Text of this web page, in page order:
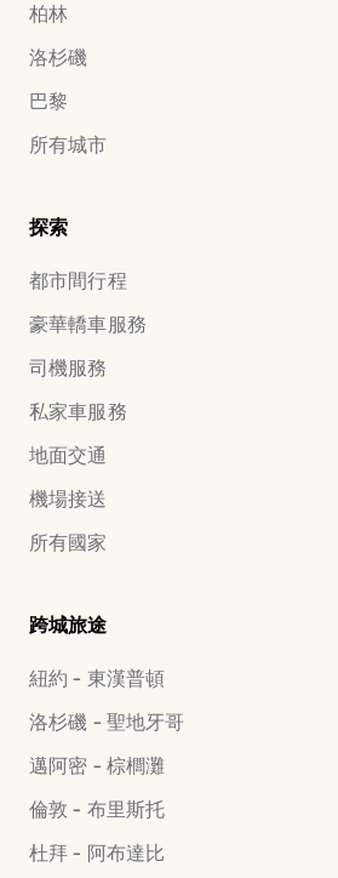
柏林
洛杉磯
巴黎
所有城市
探索
都市間行程
豪華轎車服務
司機服務
私家車服務
地面交通
機場接送
所有國家
跨城旅途
紐約 - 東漢普頓
洛杉磯 - 聖地牙哥
邁阿密 - 棕櫚灘
倫敦 - 布里斯托
杜拜 - 阿布達比